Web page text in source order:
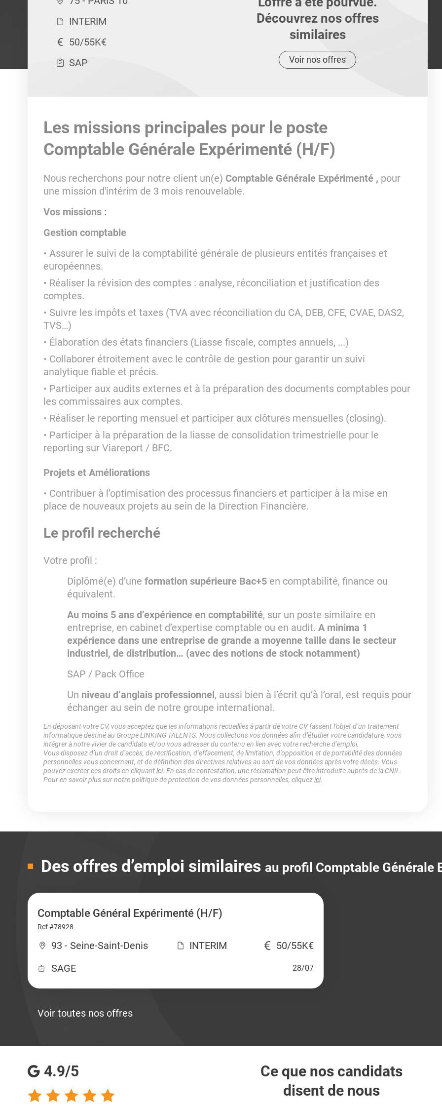
INTERIM
50/55K€
SAP
Découvrez nos offres
similaires
Voir nos offres
Les missions principales pour le poste
Comptable Générale Expérimenté (H/F)
Nous recherchons pour notre client un(e) Comptable Générale Expérimenté , pour
une mission d'intérim de 3 mois renouvelable.
Vos missions :
Gestion comptable
Assurer le suivi de la comptabilité générale de plusieurs entités françaises et
européennes.
Réaliser la révision des comptes : analyse, réconciliation et justification des
comptes.
Suivre les impôts et taxes (TVA avec réconciliation du CA, DEB, CFE, CVAE, DAS2,
TVS…)
Élaboration des états financiers (Liasse fiscale, comptes annuels, ...)
Collaborer étroitement avec le contrôle de gestion pour garantir un suivi
analytique fiable et précis.
Participer aux audits externes et à la préparation des documents comptables pour
les commissaires aux comptes.
Réaliser le reporting mensuel et participer aux clôtures mensuelles (closing).
Participer à la préparation de la liasse de consolidation trimestrielle pour le
reporting sur Viareport / BFC.
Projets et Améliorations
Contribuer à l’optimisation des processus financiers et participer à la mise en
place de nouveaux projets au sein de la Direction Financière.
Le profil recherché
Votre profil :
Diplômé(e) d’une formation supérieure Bac+5 en comptabilité, finance ou
équivalent.
Au moins 5 ans d’expérience en comptabilité, sur un poste similaire en
entreprise, en cabinet d’expertise comptable ou en audit. A minima 1
expérience dans une entreprise de grande a moyenne taille dans le secteur
industriel, de distribution… (avec des notions de stock notamment)
SAP / Pack Office
Un niveau d’anglais professionnel, aussi bien à l’écrit qu’à l’oral, est requis pour
échanger au sein de notre groupe international.
En déposant votre CV, vous acceptez que les informations recueillies à partir de votre CV fassent l’objet d’un traitement
informatique destiné au Groupe LINKING TALENTS. Nous collectons vos données afin d’étudier votre candidature, vous
intégrer à notre vivier de candidats et/ou vous adresser du contenu en lien avec votre recherche d’emploi.
Vous disposez d’un droit d’accès, de rectification, d’effacement, de limitation, d’opposition et de portabilité des données
personnelles vous concernant, et de définition des directives relatives au sort de vos données après votre décès. Vous
pouvez exercer ces droits en cliquantici. En cas de contestation, une réclamation peut être introduite auprès de la CNIL.
Pour en savoir plus sur notre politique de protection de vos données personnelles, cliquezici.
Des offres d’emploi similaires au profil Comptable Générale
Comptable Général Expérimenté (H/F)
Ref #78928
93 - Seine-Saint-Denis INTERIM
50/55K€
SAGE
28/07
Voir toutes nos offres
4.9/5
Ce que nos candidats
disent de nous